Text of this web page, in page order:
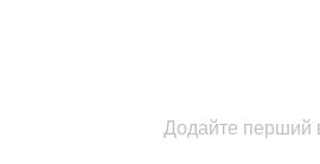
Додайте перший